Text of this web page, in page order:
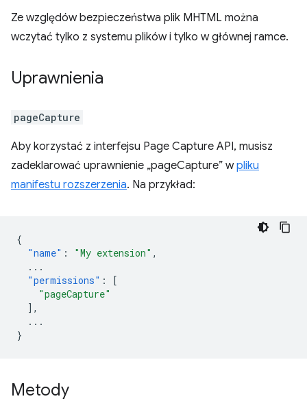
Ze względów bezpieczeństwa plik MHTML można
wczytać tylko z systemu plików i tylko w głównej ramce.
Uprawnienia
pageCapture
Aby korzystać z interfejsu Page Capture API, musisz
zadeklarować uprawnienie „pageCapture” wpliku
manifestu rozszerzenia. Na przykład:
{
"name" : "My extension" ,
...
"permissions" :
[
"pageCapture"
],
...
}
Metody